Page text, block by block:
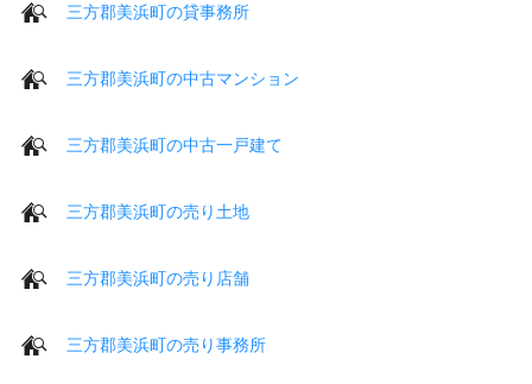
三方郡美浜町の貸事務所
三方郡美浜町の中古マンション
三方郡美浜町の中古一戸建て
三方郡美浜町の売り土地
三方郡美浜町の売り店舗
三方郡美浜町の売り事務所